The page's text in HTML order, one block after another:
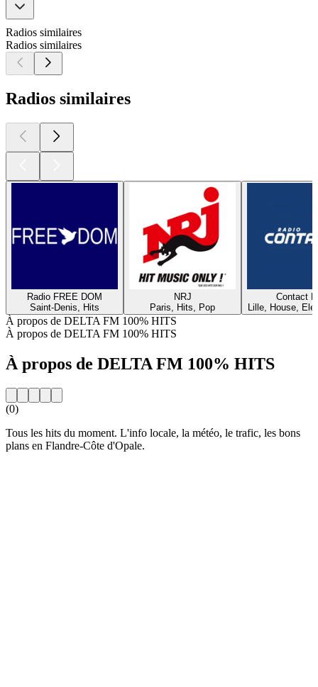
Radios similaires
Radios similaires
Radios similaires
Radio FREE DOM
Saint-Denis, Hits
NRJ
Paris, Hits, Pop
Contact
Lille, House,
À propos de DELTA FM 100% HITS
À propos de DELTA FM 100% HITS
À propos de DELTA FM 100% HITS
(0)
Tous les hits du moment. L'info locale, la météo, le trafic, les bons
plans en Flandre-Côte d'Opale.